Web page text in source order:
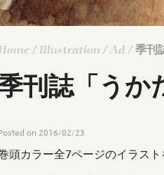
/ Illustration / Ad / 季刊
刊誌「うか
on 2016/02/23
頭カラー全7ページのイラスト